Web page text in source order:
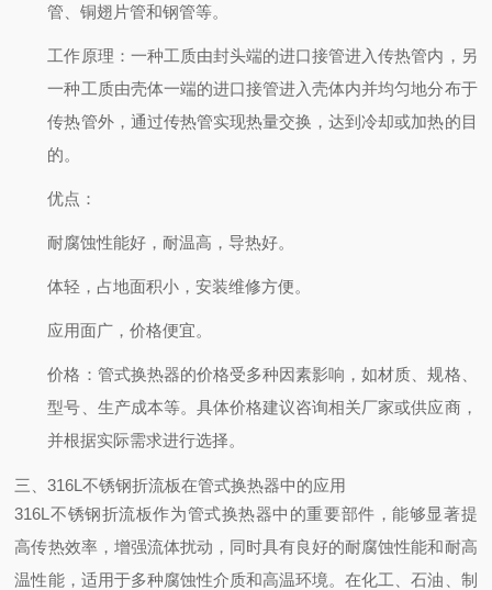
管、铜翅片管和钢管等。
工作原理：一种工质由封头端的进口接管进入传热管内，另
一种工质由壳体一端的进口接管进入壳体内并均匀地分布于
传热管外，通过传热管实现热量交换，达到冷却或加热的目
的。
优点：
耐腐蚀性能好，耐温高，导热好。
体轻，占地面积小，安装维修方便。
应用面广，价格便宜。
价格：管式换热器的价格受多种因素影响，如材质、规格、
型号、生产成本等。具体价格建议咨询相关厂家或供应商，
并根据实际需求进行选择。
三、316L不锈钢折流板在管式换热器中的应用
316L不锈钢折流板作为管式换热器中的重要部件，能够显著提
高传热效率，增强流体扰动，同时具有良好的耐腐蚀性能和耐高
温性能，适用于多种腐蚀性介质和高温环境。在化工、石油、制